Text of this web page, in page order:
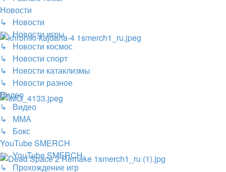
Новости
↳ Новости
↳ Новости игры
↳ Новости космос
↳ Новости спорт
↳ Новости катаклизмы
↳ Новости разное
Видео
↳ Видео
↳ ММА
↳ Бокс
YouTube SMERCH
↳ YouTube SMERCH
↳ Прохождение игр